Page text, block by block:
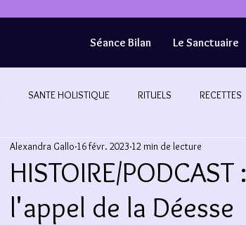
Séance Bilan Le Sanctuaire
SANTE HOLISTIQUE RITUELS RECETTES
HISTOIRE/
l'appel de la Déesse
Alexandra Gallo 16 févr. 2023 12 min de lecture